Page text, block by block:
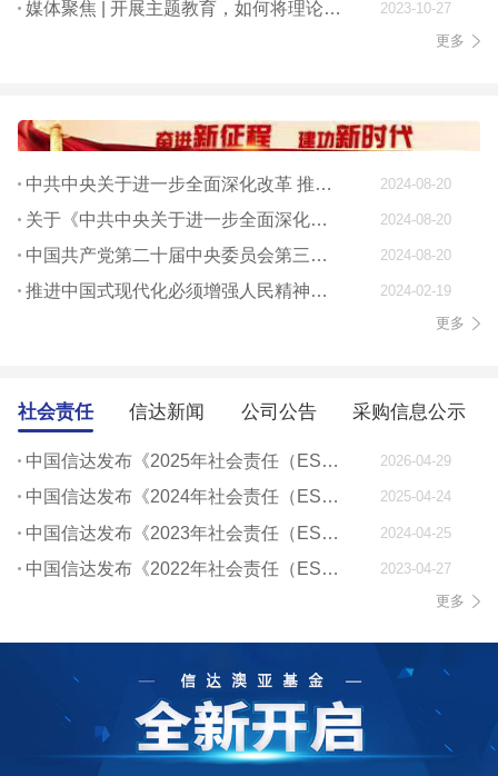
媒体聚焦 | 开展主题教育，如何将理论学习贯穿始终
2023-10-27
更多
中共中央关于进一步全面深化改革 推进中国式现代化的决定 2024-08-20
关于《中共中央关于进一步全面深化改革、 推进中国式现代化的决定》的说明 2024-08-20
中国共产党第二十届中央委员会第三次全体会议公报 2024-08-20
推进中国式现代化必须增强人民精神力量
2024-02-19
更多
社会责任 信达新闻 公司公告 采购信息公示
中国信达发布《2025年社会责任（ESG）报告》 2026-04-29
中国信达发布《2024年社会责任（ESG）报告》 2025-04-24
中国信达发布《2023年社会责任（ESG）报告》 2024-04-25
中国信达发布《2022年社会责任（ESG）报告》
2023-04-27
更多